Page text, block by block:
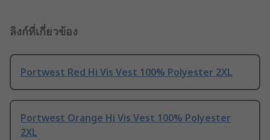
ลิงก์ที่เกี่ยวข้อง
Portwest Red Hi Vis Vest 100% Polyester 2XL
Portwest Orange Hi Vis Vest 100% Polyester
2XL